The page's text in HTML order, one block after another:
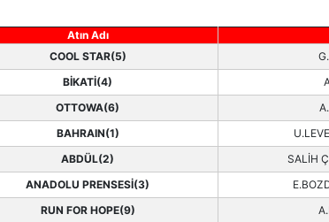
Atın Adı
COOL STAR(5)
BİKATİ(4)
OTTOWA(6)
BAHRAIN(1)
ABDÜL(2) SALİH
ANADOLU PRENSESİ(3)
RUN FOR HOPE(9)